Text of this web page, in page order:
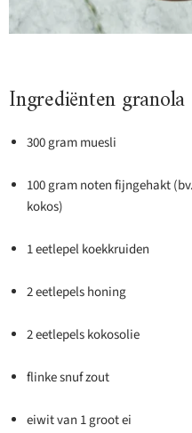
Ingrediënten granola
300 gram muesli
100 gram noten fijngehakt
kokos)
1 eetlepel koekkruiden
2 eetlepels honing
2 eetlepels kokosolie
flinke snuf zout
eiwit van 1 groot ei